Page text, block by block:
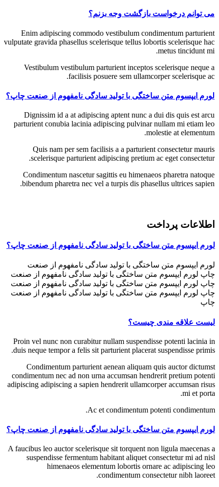
می توانم درخواست بازگشت وجه بزنم؟
Enim adipiscing commodo vestibulum condimentum parturient
vulputate gravida phasellus scelerisque tellus lobortis scelerisque hac
metus tincidunt mi.
Vestibulum vestibulum parturient inceptos scelerisque neque a
facilisis posuere sem ullamcorper scelerisque ac.
لورم ایپسوم متن ساختگی با تولید سادگی نامفهوم از صنعت چاپ؟
Dignissim id a at adipiscing aptent nunc a dui dis quis est arcu
parturient conubia lacinia adipiscing pulvinar nullam mi etiam leo
molestie at elementum.
Quis nam per sem facilisis a a parturient consectetur mauris
scelerisque parturient adipiscing pretium ac eget consectetur.
Condimentum nascetur sagittis eu himenaeos pharetra natoque
bibendum pharetra nec vel a turpis dis phasellus ultrices sapien.
اطلاعات پرداخت
لورم ایپسوم متن ساختگی با تولید سادگی نامفهوم از صنعت چاپ؟
لورم ایپسوم متن ساختگی با تولید سادگی نامفهوم از صنعت
چاپ لورم ایپسوم متن ساختگی با تولید سادگی نامفهوم از صنعت
چاپ لورم ایپسوم متن ساختگی با تولید سادگی نامفهوم از صنعت
چاپ لورم ایپسوم متن ساختگی با تولید سادگی نامفهوم از صنعت
چاپ
لیست علاقه مندی چیست؟
Proin vel nunc non curabitur nullam suspendisse potenti lacinia in
duis neque tempor a felis sit parturient placerat suspendisse primis.
Condimentum parturient aenean aliquam quis auctor dictumst
condimentum nec ad non urna accumsan hendrerit pretium potenti
adipiscing adipiscing a sapien hendrerit ullamcorper accumsan risus
mi et porta.
Ac et condimentum potenti condimentum.
لورم ایپسوم متن ساختگی با تولید سادگی نامفهوم از صنعت چاپ؟
A faucibus leo auctor scelerisque sit torquent non ligula maecenas a
suspendisse fermentum habitant aliquet consectetur mi ad nisl
himenaeos elementum lobortis ornare ac adipiscing leo
condimentum consectetur nibh laoreet.